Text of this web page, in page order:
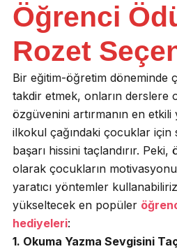
Özel Günler
Öğrenci Motivasyon Hediyeleri
Yaka Rozeti
Farklı Hediyeler
Öğrenci
Rozet
Bir eğitim-öğretim döneminde
takdir etmek, onların derslere
özgüvenini artırmanın en
ilkokul çağındaki çocuklar
başarı hissini taçlandırır.
olarak çocukların
yaratıcı yöntemler
yükseltecek en popüler
hediyeleri:
1. Okuma Yazma Sevgisini